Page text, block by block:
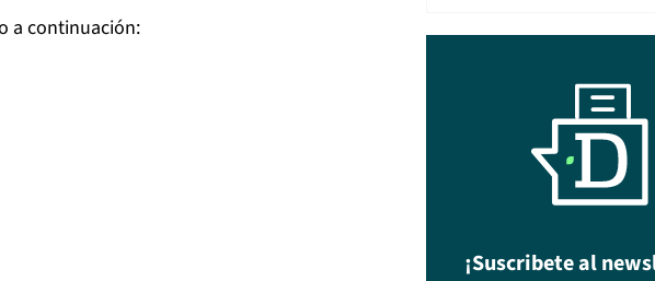
a continuación:
¡Suscribete al